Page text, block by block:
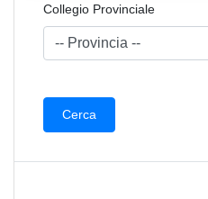
Collegio Provinciale